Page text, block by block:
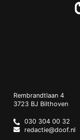
Doof.nl
work
Rembrandtlaan 4
3723 BJ Bilthoven
Netherlands
030 304 00 32
redactie@doof.nl